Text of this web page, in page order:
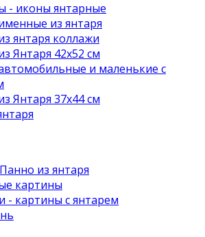
- иконы янтарные
из янтаря
янтаря коллажи
Янтаря 42х52 см
и маленькие с
Янтаря 37х44 см
Панно из янтаря
картины
- картины с янтарем